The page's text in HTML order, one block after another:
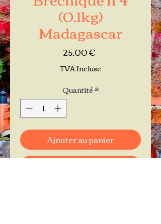
(0.1kg)
Madagascar
25,00 €Prix
TVA Incluse
Quantité*
Ajouter au panier